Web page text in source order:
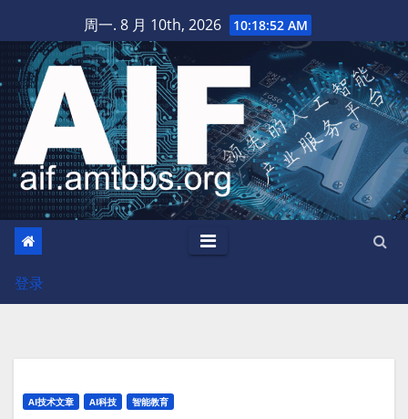
至
内
容
周一. 8 月 10th, 2026 10:18:53 AM
登录
AI技术文章 AI科技 智能教育